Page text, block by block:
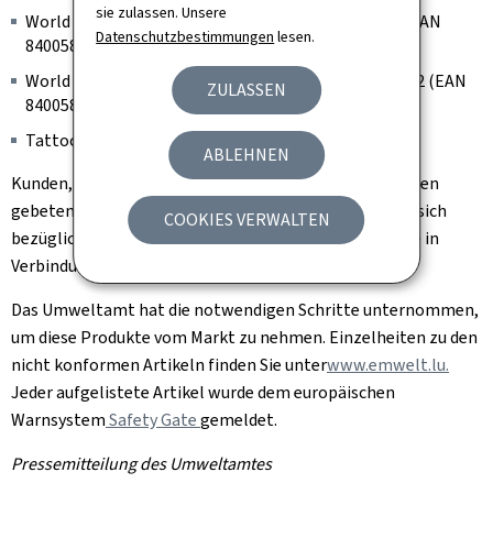
sie zulassen. Unsere
Datenschutzbestimmungen lesen.
ZULASSEN
ABLEHNEN
COOKIES VERWALTEN
World Famous Limitless Tattoo Ink - Dark Green 2 (EAN
840058827767, batch 242006R)
World Famous Limitless Tattoo Ink - Light Green 1 v2 (EAN
840058828368, batch 200404R)
Tattoo Ink, Model: SNDE-1 (Batch 20240801001)
Kunden, die im Besitz eines solchen Artikels sind, werden
gebeten, diesen nicht mehr zu verwenden. Sie können sich
bezüglich der nächsten Schritte mit der Verkaufsstelle in
Verbindung setzen.
Das Umweltamt hat die notwendigen Schritte unternommen,
um diese Produkte vom Markt zu nehmen. Einzelheiten zu den
nicht konformen Artikeln finden Sie unterwww.emwelt.lu.
Jeder aufgelistete Artikel wurde dem europäischen
WarnsystemSafety Gategemeldet.
Pressemitteilung des Umweltamtes